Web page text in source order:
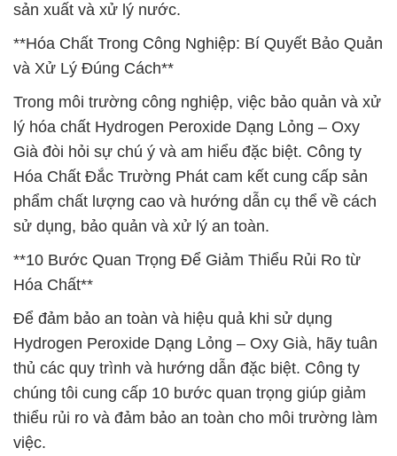
sản xuất và xử lý nước.
**Hóa Chất Trong Công Nghiệp: Bí Quyết Bảo Quản
và Xử Lý Đúng Cách**
Trong môi trường công nghiệp, việc bảo quản và xử
lý hóa chất Hydrogen Peroxide Dạng Lỏng – Oxy
Già đòi hỏi sự chú ý và am hiểu đặc biệt. Công ty
Hóa Chất Đắc Trường Phát cam kết cung cấp sản
phẩm chất lượng cao và hướng dẫn cụ thể về cách
sử dụng, bảo quản và xử lý an toàn.
**10 Bước Quan Trọng Để Giảm Thiểu Rủi Ro từ
Hóa Chất**
Để đảm bảo an toàn và hiệu quả khi sử dụng
Hydrogen Peroxide Dạng Lỏng – Oxy Già, hãy tuân
thủ các quy trình và hướng dẫn đặc biệt. Công ty
chúng tôi cung cấp 10 bước quan trọng giúp giảm
thiểu rủi ro và đảm bảo an toàn cho môi trường làm
việc.